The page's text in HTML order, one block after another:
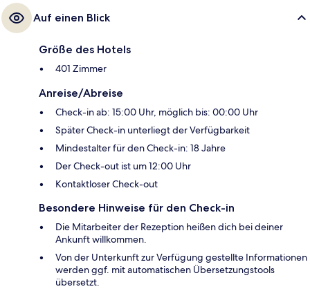
Auf einen Blick
Größe des Hotels
401 Zimmer
Anreise/Abreise
Check-in ab: 15:00 Uhr, möglich bis: 00:00 Uhr
Später Check-in unterliegt der Verfügbarkeit
Mindestalter für den Check-in: 18 Jahre
Der Check-out ist um 12:00 Uhr
Kontaktloser Check-out
Besondere Hinweise für den Check-in
Die Mitarbeiter der Rezeption heißen dich bei deiner
Ankunft willkommen.
Von der Unterkunft zur Verfügung gestellte Informationen
werden ggf. mit automatischen Übersetzungstools
übersetzt.